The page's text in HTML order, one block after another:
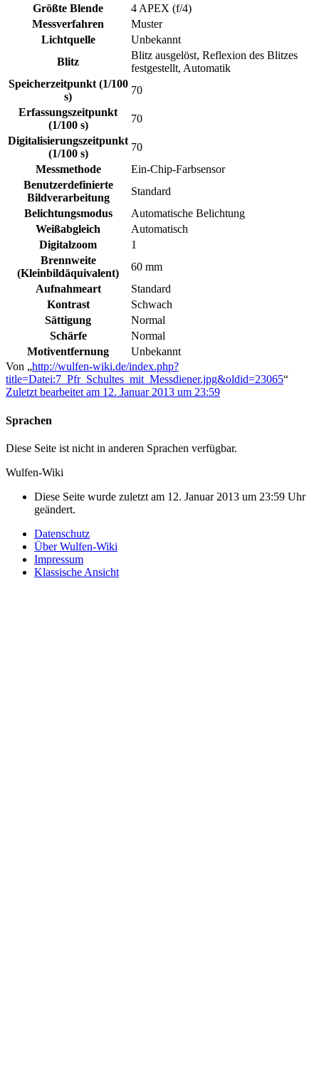
Größte Blende
4 APEX (f/4)
Messverfahren
Muster
Lichtquelle
Unbekannt
Blitz
Blitz ausgelöst, Reflexion des Blitzes
festgestellt, Automatik
Speicherzeitpunkt (1/100
s)
70
Erfassungszeitpunkt
(1/100 s)
70
Digitalisierungszeitpunkt
(1/100 s)
70
Messmethode
Ein-Chip-Farbsensor
Benutzerdefinierte
Bildverarbeitung
Standard
Belichtungsmodus
Automatische Belichtung
Weißabgleich
Automatisch
Digitalzoom
1
Brennweite
(Kleinbildäquivalent)
60 mm
Aufnahmeart
Standard
Kontrast
Schwach
Sättigung
Normal
Schärfe
Normal
Motiventfernung
Unbekannt
Von „http://wulfen-wiki.de/index.php?
title=Datei:7_Pfr_Schultes_mit_Messdiener.jpg&oldid=23065“
Zuletzt bearbeitet am 12. Januar 2013 um 23:59
Sprachen
Diese Seite ist nicht in anderen Sprachen verfügbar.
Wulfen-Wiki
Diese Seite wurde zuletzt am 12. Januar 2013 um 23:59 Uhr
geändert.
Datenschutz
Über Wulfen-Wiki
Impressum
Klassische Ansicht